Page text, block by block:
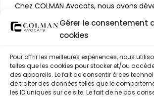
Gérer le consentement
cookies
Pour offrir les meilleures expériences, nous
telles que les cookies pour stocker et/ou
des appareils. Le fait de consentir à ces
de traiter des données telles que le
les ID uniques sur ce site. Le fait de ne pas
Chez COLMAN Avocats, nous avons
technicité qui nous permet de
des flux de cryptomonnaies.
Nous utilisons nos propres outils
visualisation des flux numériques.
technique nous de sécuriser des
d’accompagner les juridictions avec